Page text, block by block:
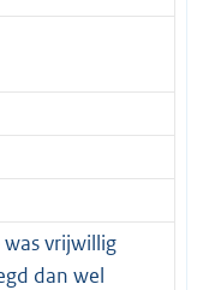
vrijwillig
dan wel